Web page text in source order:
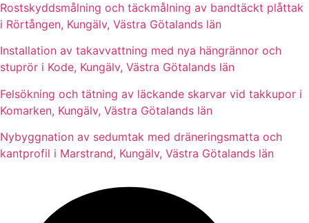
Rostskyddsmålning och täckmålning av bandtäckt plåttak
i Rörtången, Kungälv, Västra Götalands län
Installation av takavvattning med nya hängrännor och
stuprör i Kode, Kungälv, Västra Götalands län
Felsökning och tätning av läckande skarvar vid takkupor i
Komarken, Kungälv, Västra Götalands län
Nybyggnation av sedumtak med dräneringsmatta och
kantprofil i Marstrand, Kungälv, Västra Götalands län